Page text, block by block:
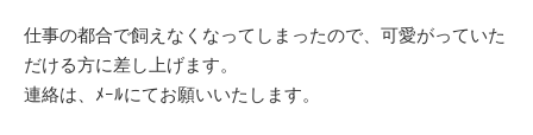
仕事の都合で飼えなくなってしまったので、可愛がっていた
だける方に差し上げます。
連絡は、ﾒｰﾙにてお願いいたします。